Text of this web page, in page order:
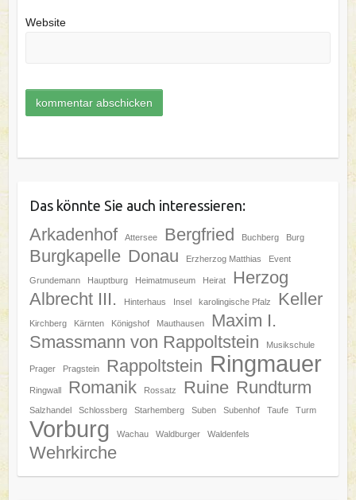
Website
Das könnte Sie auch interessieren:
Arkadenhof Attersee Bergfried Buchberg Burg
Burgkapelle Donau Erzherzog Matthias Event
Grundemann Hauptburg Heimatmuseum Heirat
Herzog
Albrecht III.
Hinterhaus Insel karolingische Pfalz Keller
Kirchberg Kärnten Königshof Mauthausen
Maxim I.
Smassmann von Rappoltstein
Musikschule
Prager Pragstein Rappoltstein Ringmauer
Ringwall Romanik Rossatz Ruine Rundturm
Salzhandel Schlossberg Starhemberg Suben Subenhof Taufe Turm
Vorburg Wachau Waldburger Waldenfels
Wehrkirche